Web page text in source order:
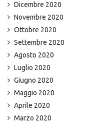
Dicembre 2020
Novembre 2020
Ottobre 2020
Settembre 2020
Agosto 2020
Luglio 2020
Giugno 2020
Maggio 2020
Aprile 2020
Marzo 2020